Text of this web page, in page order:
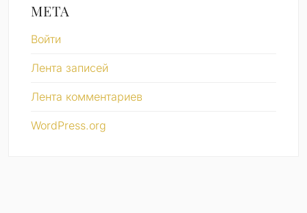
МЕТА
Войти
Лента записей
Лента комментариев
WordPress.org